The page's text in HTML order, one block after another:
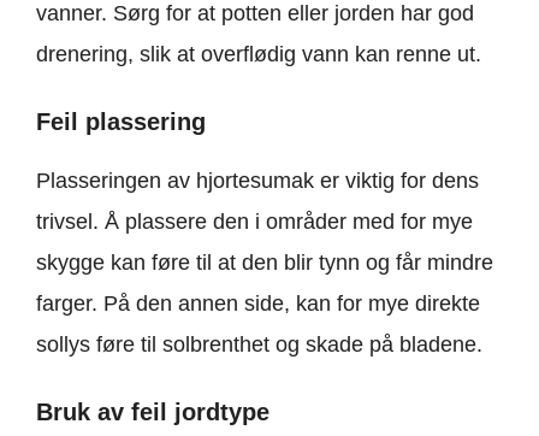
vanner. Sørg for at potten eller jorden har god
drenering, slik at overflødig vann kan renne ut.
Feil plassering
Plasseringen av hjortesumak er viktig for dens
trivsel. Å plassere den i områder med for mye
skygge kan føre til at den blir tynn og får mindre
farger. På den annen side, kan for mye direkte
sollys føre til solbrenthet og skade på bladene.
Bruk av feil jordtype